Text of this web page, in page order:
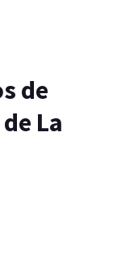
de
La